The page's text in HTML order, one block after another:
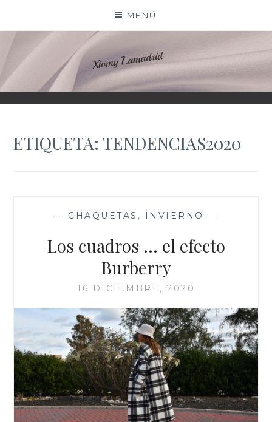
contenido
MENÚ
XIOMY LAMADRID
ETIQUETA:TENDENCIAS2020
— CHAQUETAS , INVIERNO —
Los cuadros … el efecto
Burberry
16 DICIEMBRE, 2020